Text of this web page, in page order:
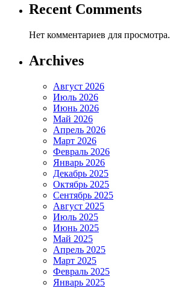
Recent Comments
Нет комментариев для просмотра.
Archives
Август 2026
Июль 2026
Июнь 2026
Май 2026
Апрель 2026
Март 2026
Февраль 2026
Январь 2026
Декабрь 2025
Октябрь 2025
Сентябрь 2025
Август 2025
Июль 2025
Июнь 2025
Май 2025
Апрель 2025
Март 2025
Февраль 2025
Январь 2025